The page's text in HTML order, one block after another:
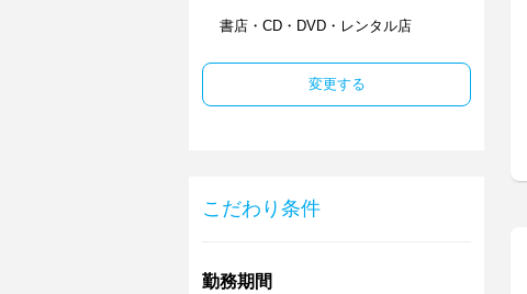
書店・CD・DVD・レンタル店
変更する
こだわり条件
勤務期間